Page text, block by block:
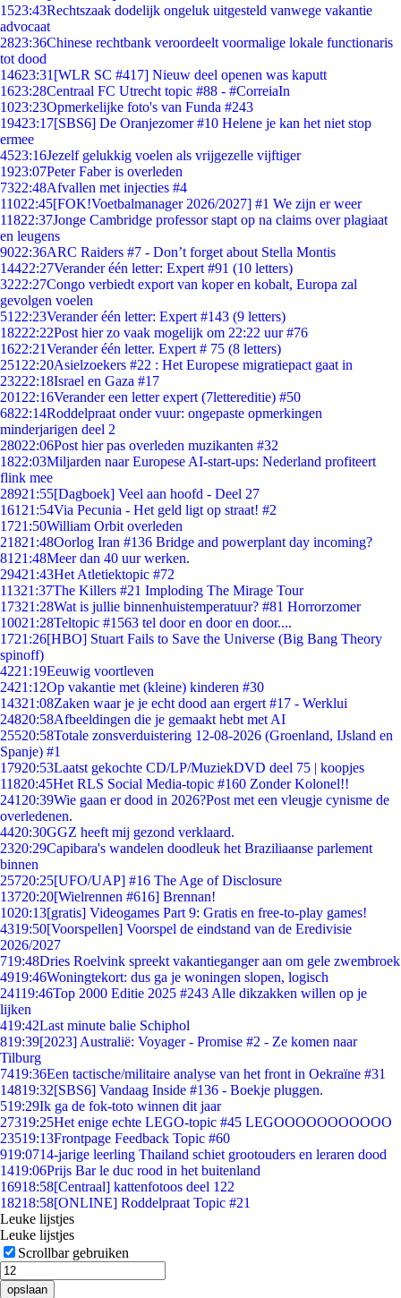
1523:43Rechtszaak dodelijk ongeluk uitgesteld vanwege vakantie
advocaat
2823:36Chinese rechtbank veroordeelt voormalige lokale functionaris
tot dood
14623:31 [WLR SC #417] Nieuw deel openen was kaputt
1623:28Centraal FC Utrecht topic #88 - #CorreiaIn
1023:23Opmerkelijke foto's van Funda #243
19423:17[SBS6] De Oranjezomer #10 Helene je kan het niet stop
ermee
4523:16Jezelf gelukkig voelen als vrijgezelle vijftiger
1923:07Peter Faber is overleden
7322:48Afvallen met injecties #4
11022:45[FOK!Voetbalmanager 2026/2027] #1 We zijn er weer
11822:37Jonge Cambridge professor stapt op na claims over plagiaat
en leugens
9022:36ARC Raiders #7 - Don’t forget about Stella Montis
14422:27Verander één letter: Expert #91 (10 letters)
3222:27Congo verbiedt export van koper en kobalt, Europa zal
gevolgen voelen
51 22:23Verander één letter: Expert #143 (9 letters)
18222:22Post hier zo vaak mogelijk om 22:22 uur #76
1622:21Verander één letter. Expert # 75 (8 letters)
251 22:20Asielzoekers #22 : Het Europese migratiepact gaat in
23222:18Israel en Gaza #17
201 22:16Verander een letter expert (7lettereditie) #50
6822:14Roddelpraat onder vuur: ongepaste opmerkingen
minderjarigen deel 2
28022:06Post hier pas overleden muzikanten #32
1822:03Miljarden naar Europese AI-start-ups: Nederland profiteert
flink mee
28921:55[Dagboek] Veel aan hoofd - Deel 27
161 21:54Via Pecunia - Het geld ligt op straat! #2
1721:50William Orbit overleden
21821:48Oorlog Iran #136 Bridge and powerplant day incoming?
81 21:48Meer dan 40 uur werken.
29421:43Het Atletiektopic #72
11321:37The Killers #21 Imploding The Mirage Tour
17321:28Wat is jullie binnenhuistemperatuur? #81 Horrorzomer
10021:28Teltopic #1563 tel door en door en door....
1721:26[HBO] Stuart Fails to Save the Universe (Big Bang Theory
spinoff)
4221:19Eeuwig voortleven
2421:12Op vakantie met (kleine) kinderen #30
14321:08Zaken waar je je echt dood aan ergert #17 - Werklui
24820:58Afbeeldingen die je gemaakt hebt met AI
25520:58Totale zonsverduistering 12-08-2026 (Groenland, IJsland en
Spanje) #1
17920:53Laatst gekochte CD/LP/MuziekDVD deel 75 | koopjes
11820:45Het RLS Social Media-topic #160 Zonder Kolonel!!
241 20:39Wie gaan er dood in 2026?Post met een vleugje cynisme de
overledenen.
4420:30GGZ heeft mij gezond verklaard.
2320:29Capibara's wandelen doodleuk het Braziliaanse parlement
binnen
25720:25[UFO/UAP] #16 The Age of Disclosure
13720:20[Wielrennen #616] Brennan!
1020:13[gratis] Videogames Part 9: Gratis en free-to-play games!
4319:50[Voorspellen] Voorspel de eindstand van de Eredivisie
2026/2027
719:48Dries Roelvink spreekt vakantieganger aan om gele zwembroek
4919:46Woningtekort: dus ga je woningen slopen, logisch
24119:46Top 2000 Editie 2025 #243 Alle dikzakken willen op je
lijken
419:42Last minute balie Schiphol
819:39[2023] Australië: Voyager - Promise #2 - Ze komen naar
Tilburg
7419:36Een tactische/militaire analyse van het front in Oekraïne #31
14819:32[SBS6] Vandaag Inside #136 - Boekje pluggen.
519:29Ik ga de fok-toto winnen dit jaar
27319:25Het enige echte LEGO-topic #45 LEGOOOOOOOOOOO
23519:13Frontpage Feedback Topic #60
919:0714-jarige leerling Thailand schiet grootouders en leraren dood
1419:06Prijs Bar le duc rood in het buitenland
16918:58[Centraal] kattenfotoos deel 122
18218:58[ONLINE] Roddelpraat Topic #21
Leuke lijstjes
Leuke lijstjes
Scrollbar gebruiken
opslaan